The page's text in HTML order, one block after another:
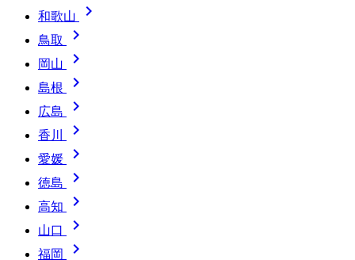
和歌山 
鳥取 
岡山 
島根 
広島 
香川 
愛媛 
徳島 
高知 
山口 
福岡 